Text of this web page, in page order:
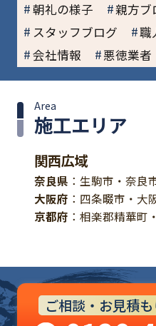
朝礼の様子 親方ブ
スタッフブログ
職
会社情報
悪徳業者
施工エリア
Area
関西広域
奈良県 ：生駒市・奈良
大阪府 ：四条畷市・大
京都府 ：相楽郡精華町
ご相談・お見積